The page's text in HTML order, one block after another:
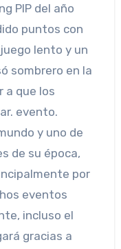
PIP del año
puntos con
lento y un
sombrero en la
a que los
evento.
y uno de
de su época,
por
eventos
incluso el
gracias a